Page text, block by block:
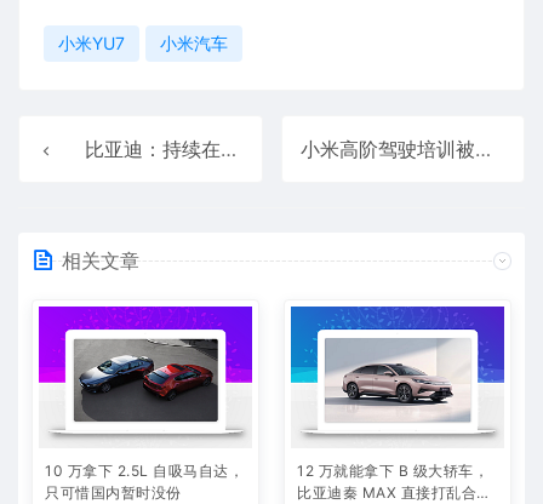
小米YU7 小米汽车
比亚迪：持续在电动化、智能化加大投入 攻克技术无人区 小米高阶驾驶培训被低估了！车主坦言能学到真东西
相关文章
10 万拿下 2.5L 自吸马自达，
只可惜国内暂时没份
12 万就能拿下 B 级大轿车，
比亚迪秦 MAX 直接打乱合资